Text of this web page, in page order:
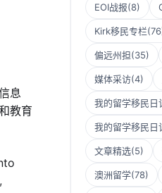
息
教育
EOI战报(8)
Kirk移民专栏
偏远州担(35)
媒体采访(4)
我的留学移民日
我的留学移民日
文章精选(5)
澳洲留学(78)